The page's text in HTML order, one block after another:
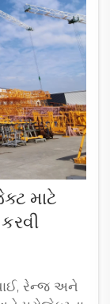
માટે
રેન્જ અને